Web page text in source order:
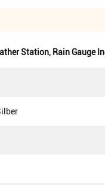
Station, Rain Gauge